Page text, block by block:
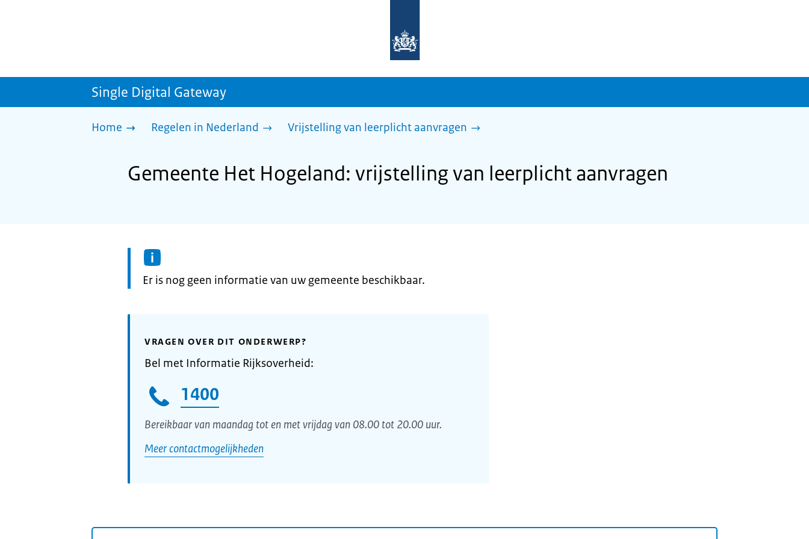
homepage
sdg.rijksoverheid.nl
Single Digital Gateway
Home Regelen in Nederland Vrijstelling van leerplicht aanvragen
Gemeente Het Hogeland: vrijstelling van leerplicht aanvragen
Informatie:
Er is nog geen informatie van uw gemeente beschikbaar.
VRAGEN OVER DIT ONDERWERP?
Bel met Informatie Rijksoverheid:
1400
Bereikbaar van maandag tot en met vrijdag van 08.00 tot 20.00 uur.
Meer contactmogelijkheden